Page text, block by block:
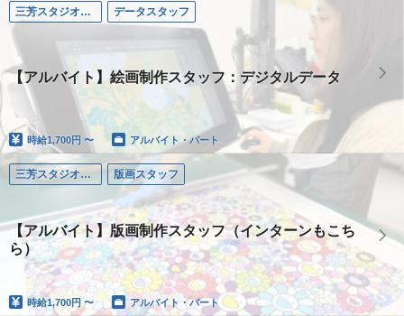
三芳スタジオ（埼玉） データスタッフ
【アルバイト】絵画制作スタッフ：デジタルデータ
時給1,700円 〜 アルバイト・パート
三芳スタジオ（埼玉） 版画スタッフ
【アルバイト】版画制作スタッフ（インターンもこち
ら）
時給1,700円 〜 アルバイト・パート